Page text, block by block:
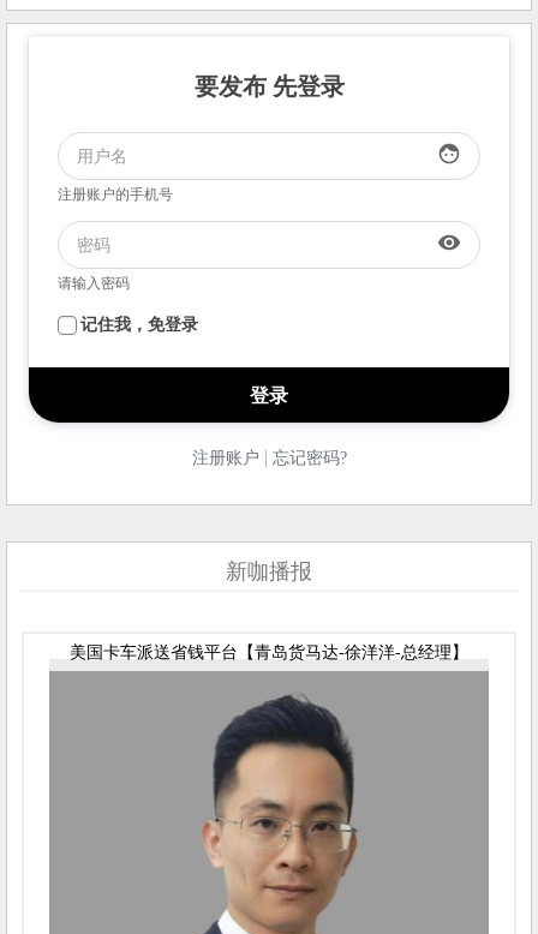
要发布 先登录
face
注册账户的手机号
visibility
请输入密码
记住我，免登录
注册账户 忘记密码?
新咖播报
美国卡车派送省钱平台【青岛货马达-徐洋洋-总经理】